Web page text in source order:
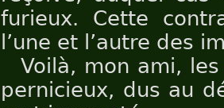
furieux. Cette
l’une et l’autre des
Voilà, mon ami,
pernicieux, dus au